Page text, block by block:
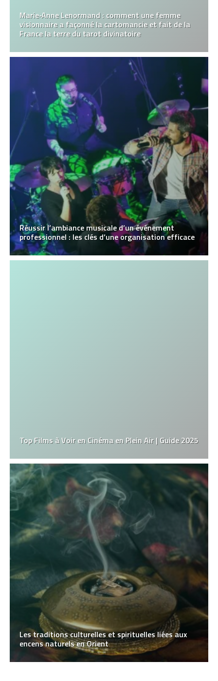
Marie‑Anne Lenormand : comment une femme
visionnaire a façonné la cartomancie et fait de la
France la terre du tarot divinatoire
Réussir l’ambiance musicale d’un événement
professionnel : les clés d’une organisation efficace
Top Films à Voir en Cinéma en Plein Air | Guide 2025
Les traditions culturelles et spirituelles liées aux
encens naturels en Orient